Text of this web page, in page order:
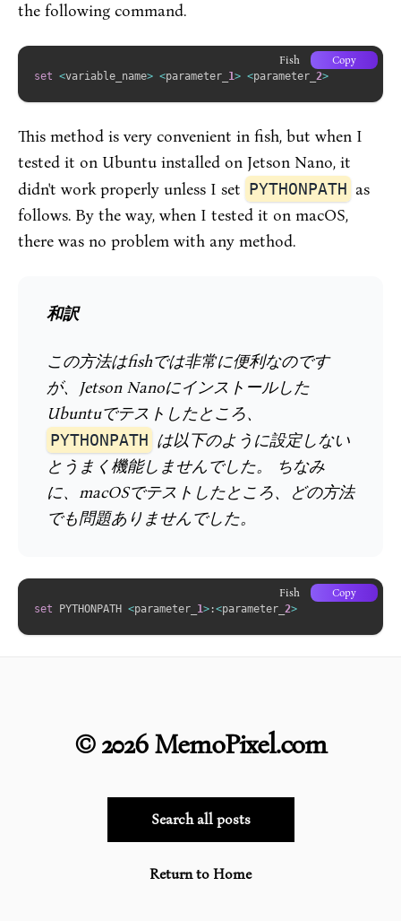
the following command.
set <variable_name> <parameter_ 1> <parameter_ 2>
Fish Copy
This method is very convenient in fish, but when I
tested it on Ubuntu installed on Jetson Nano, it
didn't work properly unless I set PYTHONPATH as
follows. By the way, when I tested it on macOS,
there was no problem with any method.
和訳
この方法はfishでは非常に便利なのです
が、Jetson Nanoにインストールした
Ubuntuでテストしたところ、
PYTHONPATH は以下のように設定しない
とうまく機能しませんでした。 ちなみ
に、macOSでテストしたところ、どの方法
でも問題ありませんでした。
set PYTHONPATH <parameter_ 1> :<parameter_ 2>
Fish Copy
©2026MemoPixel.com
Search all posts
Return to Home